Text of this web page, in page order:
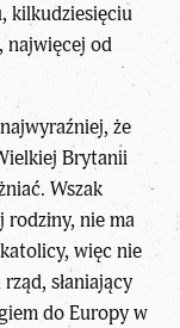
kilkudziesięciu
najwięcej od
że
Brytanii
Wszak
rodziny, nie ma
więc nie
słaniający
do Europy w